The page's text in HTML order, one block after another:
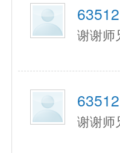
谢谢师
谢谢师